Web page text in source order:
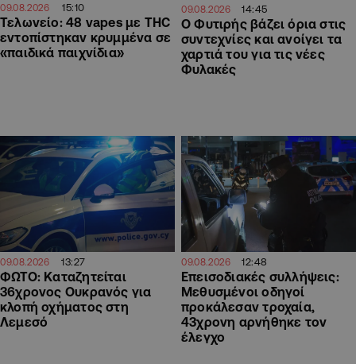
09.08.2026 15:10
Τελωνείο: 48 vapes με THC
εντοπίστηκαν κρυμμένα σε
«παιδικά παιχνίδια»
09.08.2026 14:45
O Φυτιρής βάζει όρια στις
συντεχνίες και ανοίγει τα
χαρτιά του για τις νέες
Φυλακές
09.08.2026 13:27
ΦΩΤΟ: Καταζητείται
36χρονος Ουκρανός για
κλοπή οχήματος στη
Λεμεσό
09.08.2026 12:48
Επεισοδιακές συλλήψεις:
Μεθυσμένοι οδηγοί
προκάλεσαν τροχαία,
43χρονη αρνήθηκε τον
έλεγχο